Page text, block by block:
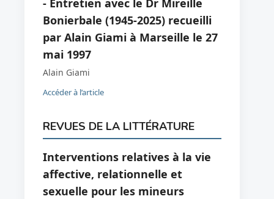
- Entretien avec le Dr Mireille
Bonierbale (1945-2025) recueilli
par Alain Giami à Marseille le 27
mai 1997
Alain Giami
Accéder à l’article
REVUES DE LA LITTÉRATURE
Interventions relatives à la vie
affective, relationnelle et
sexuelle pour les mineurs